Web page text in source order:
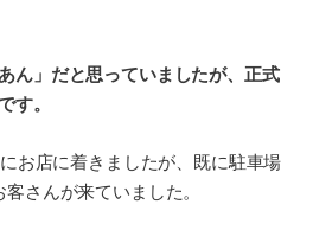
ん」だと思っていましたが、正式
す。
お店に着きましたが、既に駐車場
さんが来ていました。